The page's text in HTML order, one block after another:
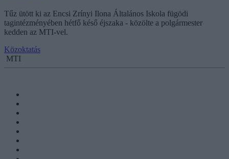
Tűz ütött ki az Encsi Zrínyi Ilona Általános Iskola fügödi
tagintézményében hétfő késő éjszaka - közölte a polgármester
kedden az MTI-vel.
Közoktatás
MTI